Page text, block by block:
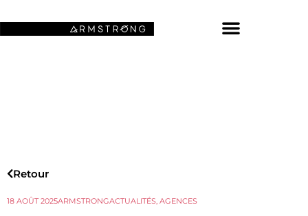
Retour
18 AOÛT 2025ARMSTRONGACTUALITÉS, AGENCES